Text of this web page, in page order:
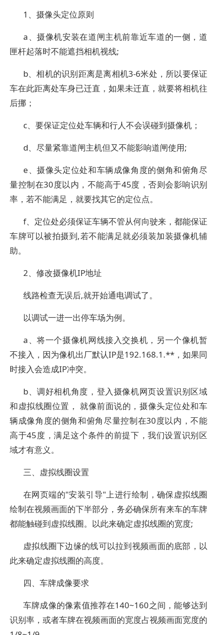
1、摄像头定位原则
a、摄像机安装在道闸主机前靠近车道的一侧，道
匣杆起落时不能遮挡相机视线;
b、相机的识别距离是离相机3-6米处，所以要保证
车在此距离处车身已迁直，如果未迁直，就要将相机往
后挪；
c、要保证定位处车辆和行人不会误碰到摄像机；
d、尽量紧靠道闸主机但又不能影响道闸使用;
e、摄像头定位处和车辆成像角度的侧角和俯角尽
量控制在30度以内，不能高于45度，否则会影响识别
率，若不能满足，就要找其它的定位点。
f、定位处必须保证车辆不管从何向驶来，都能保证
车牌可以被拍摄到,若不能满足就必须装加装摄像机辅
助。
2、修改摄像机IP地址
线路检查无误后,就开始通电调试了。
以调试一进一出停车场为例。
a、将一个摄像机网线接入交换机，另一个像机暂
不接入，因为像机出厂默认IP是192.168.1.**，如果同
时接入会造成IP冲突。
b、调好相机角度，登入摄像机网页设置识别区域
和虚拟线圈位置， 就像前面说的，摄像头定位处和车
辆成像角度的侧角和俯角尽量控制在30度以内，不能
高于45度，满足这个条件的前提下，我们设置识别区
域才有意义。
三、虚拟线圈设置
在网页端的"安装引导"上进行绘制，确保虚拟线圈
绘制在视频画面的下半部分，务必确保所有来车的车牌
都能触碰到虚拟线圈。以此来确定虚拟线圈的宽度;
虚拟线圈下边缘的线可以拉到视频画面的底部，以
此来确定虚拟线圈的高度。
四、车牌成像要求
车牌成像的像素值推荐在140~160之间，能够达到
识别率，或者车牌在视频画面的宽度占视频画面宽度的